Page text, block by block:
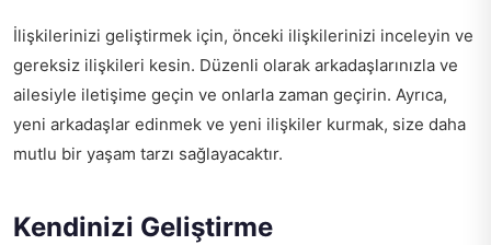
İlişkilerinizi geliştirmek için, önceki ilişkilerinizi inceleyin ve
gereksiz ilişkileri kesin. Düzenli olarak arkadaşlarınızla ve
ailesiyle iletişime geçin ve onlarla zaman geçirin. Ayrıca,
yeni arkadaşlar edinmek ve yeni ilişkiler kurmak, size daha
mutlu bir yaşam tarzı sağlayacaktır.
Kendinizi Geliştirme